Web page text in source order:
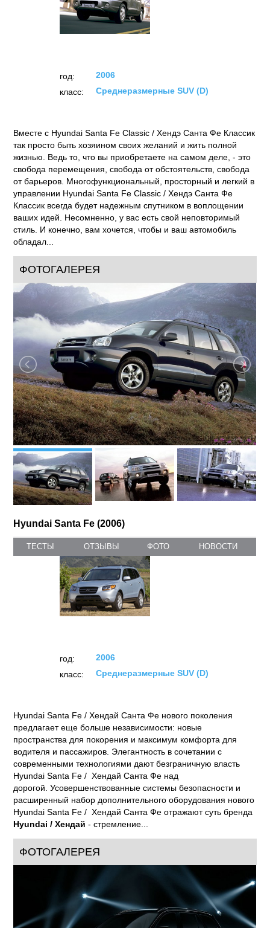
Hyundai Santa Fe Classic (2006)
ТЕСТЫ ОТЗЫВЫ ФОТО НОВОСТИ
год:
2006
Среднеразмерные SUV (D)
Вместе с Hyundai Santa Fe Classic / Хендэ Санта Фе Классик
так просто быть хозяином своих желаний и жить полной
жизнью. Ведь то, что вы приобретаете на самом деле, - это
свобода перемещения, свобода от обстоятельств, свобода
от барьеров. Многофункциональный, просторный и легкий в
управлении Hyundai Santa Fe Classic / Хендэ Санта Фе
Классик всегда будет надежным спутником в воплощении
ваших идей. Несомненно, у вас есть свой неповторимый
стиль. И конечно, вам хочется, чтобы и ваш автомобиль
обладал...
ФОТОГАЛЕРЕЯ
Hyundai Santa Fe (2006)
ТЕСТЫ ОТЗЫВЫ ФОТО НОВОСТИ
год:
2006
Среднеразмерные SUV (D)
Hyundai Santa Fe / Хендай Санта Фе нового поколения